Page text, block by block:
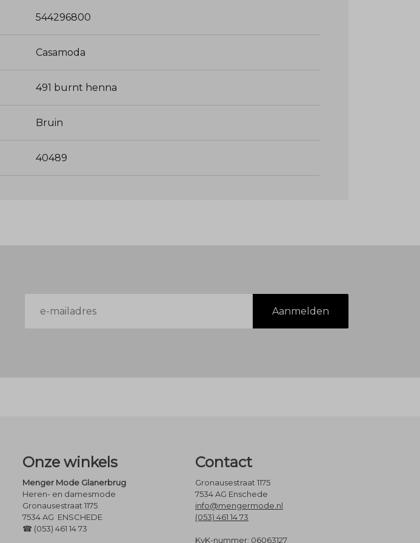
544296800
Casamoda
491 burnt henna
Bruin
40489
mailadres
Aanmelden
Onze winkels
Menger Mode Glanerbrug
Heren- en damesmode
Gronausestraat 1175
7534 AG ENSCHEDE
☎ (053) 461 14 73
Contact
Gronausestraat 1175
7534 AG Enschede
info@mengermode.nl
(053) 461 14 73
KvK-nummer: 06063127